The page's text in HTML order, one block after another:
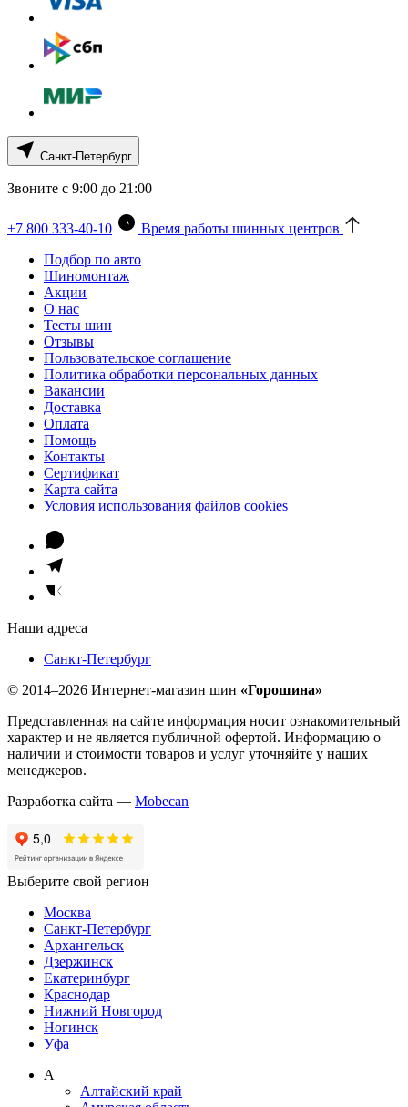
Санкт-Петербург
Звоните с 9:00 до 21:00
+7 800 333-40-10
Время работы шинных центров
Подбор по авто
Шиномонтаж
Акции
О нас
Тесты шин
Отзывы
Пользовательское соглашение
Политика обработки персональных данных
Вакансии
Доставка
Оплата
Помощь
Контакты
Сертификат
Карта сайта
Условия использования файлов cookies
Наши адреса
Санкт-Петербург
© 2014–2026 Интернет-магазин шин «Горошина»
Представленная на сайте информация носит ознакомительный
характер и не является публичной офертой. Информацию о
наличии и стоимости товаров и услуг уточняйте у наших
менеджеров.
Разработка сайта — Mobecan
Выберите свой регион
Москва
Санкт-Петербург
Архангельск
Дзержинск
Екатеринбург
Краснодар
Нижний Новгород
Ногинск
Уфа
А
Алтайский край